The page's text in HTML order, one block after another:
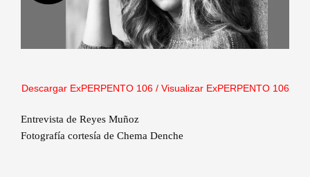
Descargar ExPERPENTO 106/ Visualizar ExPERPENTO 106
Entrevista de Reyes Muñoz
Fotografía cortesía de Chema Denche